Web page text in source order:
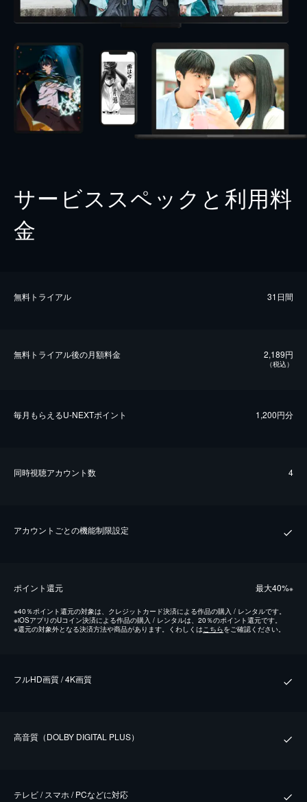
サービススペックと利用料
金
無料トライアル 31日間
無料トライアル後の⽉額料金 2,189円
（税込）
毎⽉もらえるU-NEXTポイント 1,200円分
同時視聴アカウント数 4
アカウントごとの機能制限設定
ポイント還元 最⼤40%※
※40％ポイント還元の対象は、クレジットカード決済による作品の購入 / レンタルです。
※iOSアプリのUコイン決済による作品の購入 / レンタルは、20％のポイント還元です。
※還元の対象外となる決済方法や商品があります。くわしくはこちらをご確認ください。
フルHD画質 / 4K画質
⾼⾳質（DOLBY DIGITAL PLUS）
テレビ / スマホ / PCなどに対応